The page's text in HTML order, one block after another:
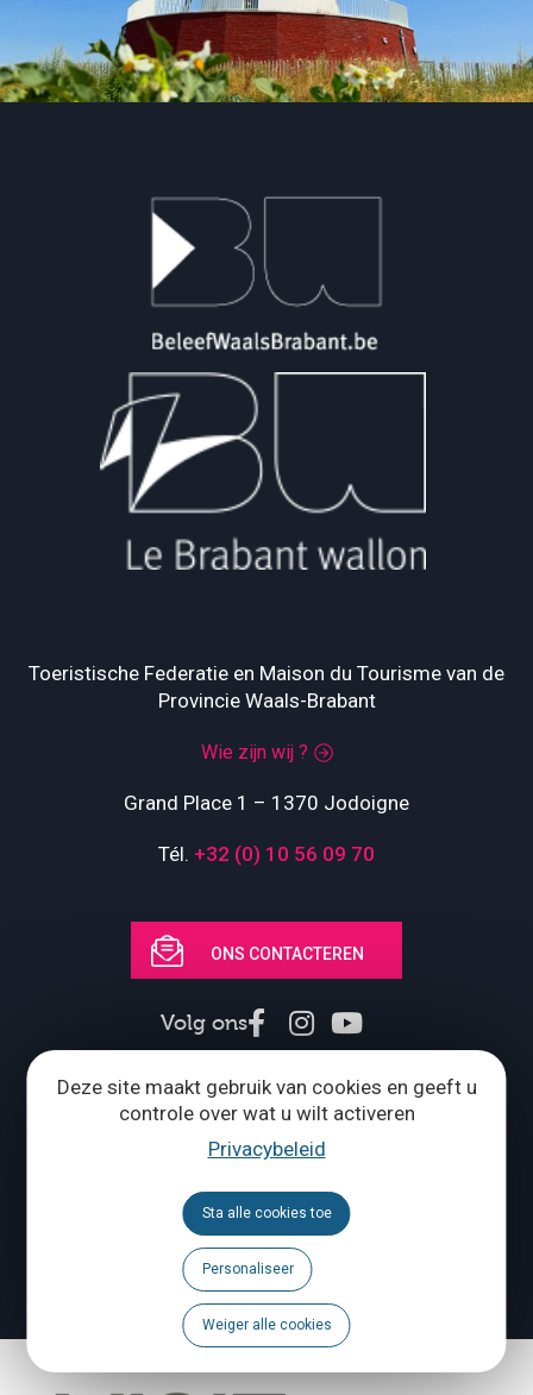
Deze site maakt gebruik van cookies en geeft u
controle over wat u wilt activeren
Privacybeleid
Sta alle cookies toe
Personaliseer
Weiger alle cookies
Toeristische Federatie en Maison du Tourisme van de
Provincie Waals-Brabant
Wie zijn wij ?
Grand Place 1 – 1370 Jodoigne
Tél. +32 (0) 10 56 09 70
ONS CONTACTEREN
Volg ons
Brochures
Een probleem te melden?